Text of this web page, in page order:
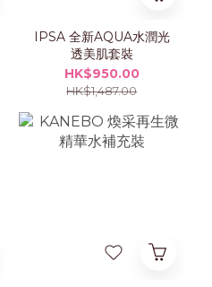
IPSA 全新AQUA水潤光
透美肌套裝
HK$950.00
HK$1,487.00